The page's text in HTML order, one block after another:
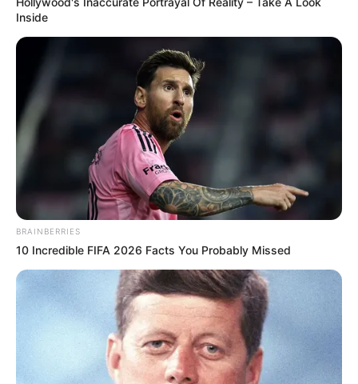
Why this ordinary drink is the secret to feeling your
Why this ordinary drink is the secret to feeling your
best every day
Inside
BRAINBERRIES
10 Incredible FIFA 2026 Facts You Probably Missed